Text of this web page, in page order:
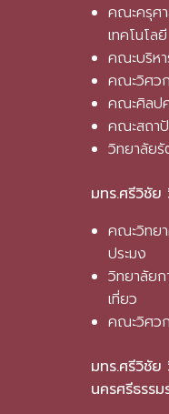
คณะครุศ
เทคโนโลยี
คณะบริห
คณะวิศว
คณะศิลป
คณะสถา
วิทยาลัย
มทร.ศรีวิชัย
คณะวิทยา
ประมง
วิทยาลัยก
เที่ยว
คณะวิศวก
มทร.ศรีวิชัย
นครศรีธรรม